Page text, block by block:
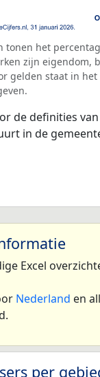
tonen het
zijn eigendom,
gelden staat in
de definities
in de
Excel
Nederland en
per